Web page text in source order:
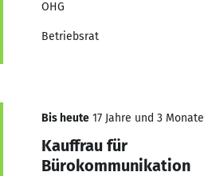
OHG
Betriebsrat
Bis heute 17 Jahre und 3
Kauffrau für
Bürokommunikation